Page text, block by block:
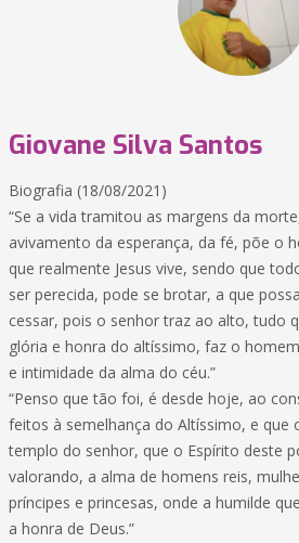
Giovane Silva Santos
Biografia (18/08/2021)
“Se a vida tramitou as margens da
avivamento da esperança, da fé, põe o
que realmente Jesus vive, sendo que
ser perecida, pode se brotar, a que
cessar, pois o senhor traz ao alto, tudo
glória e honra do altíssimo, faz o
e intimidade da alma do céu.”
“Penso que tão foi, é desde hoje, ao
feitos à semelhança do Altíssimo, e que
templo do senhor, que o Espírito deste
valorando, a alma de homens reis,
príncipes e princesas, onde a humilde
a honra de Deus.”